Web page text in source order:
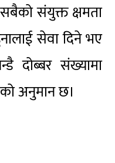
संयुक्त क्षमता
सेवा दिने भए
दोब्बर संख्यामा
अनुमान छ।